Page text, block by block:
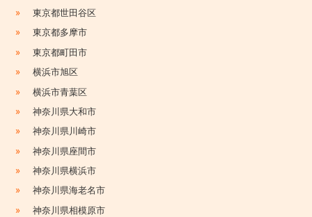
» 東京都世田谷区
» 東京都多摩市
» 東京都町田市
» 横浜市旭区
» 横浜市青葉区
» 神奈川県大和市
» 神奈川県川崎市
» 神奈川県座間市
» 神奈川県横浜市
» 神奈川県海老名市
» 神奈川県相模原市